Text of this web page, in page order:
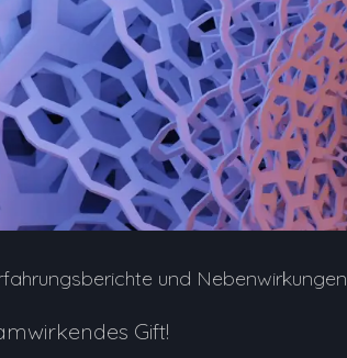
und Nebenwirkungen
Gift!